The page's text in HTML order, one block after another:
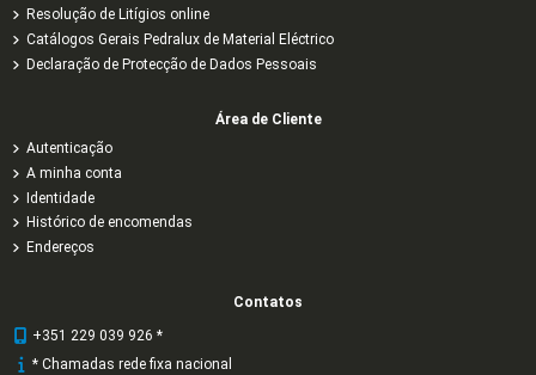
Resolução de Litígios online
Catálogos Gerais Pedralux de Material Eléctrico
Declaração de Protecção de Dados Pessoais
Área de Cliente
Autenticação
A minha conta
Identidade
Histórico de encomendas
Endereços
Contatos
+351 229 039 926 *
* Chamadas rede fixa nacional